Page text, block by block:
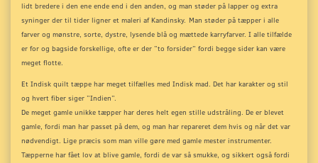
lidt bredere i den ene ende end i den anden, og man støder på lapper og extra
syninger der til tider ligner et maleri af Kandinsky. Man støder på tæpper i alle
farver og mønstre, sorte, dystre, lysende blå og mættede karryfarver. I alle tilfælde
er for og bagside forskellige, ofte er der ”to forsider” fordi begge sider kan være
meget flotte.
Et Indisk quilt tæppe har meget tilfælles med Indisk mad. Det har karakter og stil
og hvert fiber siger ”Indien”.
De meget gamle unikke tæpper har deres helt egen stille udstråling. De er blevet
gamle, fordi man har passet på dem, og man har repareret dem hvis og når det var
nødvendigt. Lige præcis som man ville gøre med gamle mester instrumenter.
Tæpperne har fået lov at blive gamle, fordi de var så smukke, og sikkert også fordi